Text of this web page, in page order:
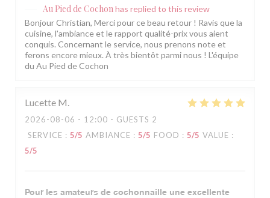
Au Pied de Cochonhas replied to this review
Bonjour Christian, Merci pour ce beau retour ! Ravis que la
cuisine, l'ambiance et le rapport qualité-prix vous aient
conquis. Concernant le service, nous prenons note et
ferons encore mieux. À très bientôt parmi nous ! L'équipe
du Au Pied de Cochon
Lucette M
2026-08-06 - 12:00 - GUESTS 2
SERVICE : 5/5 AMBIANCE : 5/5 FOOD : 5/5 VALUE :
5/5
Pour les amateurs de cochonnaille une excellente